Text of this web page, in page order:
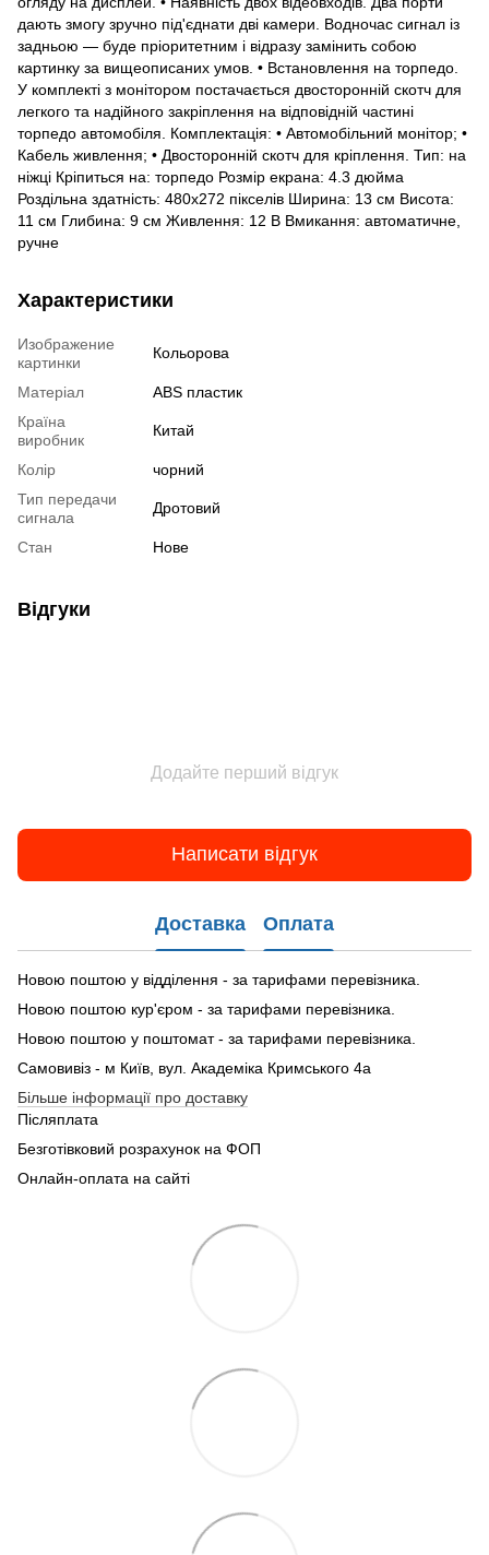
дають змогу зручно під'єднати дві камери. Водночас сигнал із
задньою — буде пріоритетним і відразу замінить собою
картинку за вищеописаних умов. • Встановлення на торпедо.
У комплекті з монітором постачається двосторонній скотч для
легкого та надійного закріплення на відповідній частині
торпедо автомобіля. Комплектація: • Автомобільний монітор; •
Кабель живлення; • Двосторонній скотч для кріплення. Тип: на
ніжці Кріпиться на: торпедо Розмір екрана: 4.3 дюйма
Роздільна здатність: 480х272 пікселів Ширина: 13 см Висота:
11 см Глибина: 9 см Живлення: 12 В Вмикання: автоматичне,
ручне
Характеристики
Изображение
картинки
Кольорова
Матеріал
ABS пластик
Країна
виробник
Китай
Колір
чорний
Тип передачи
сигнала
Дротовий
Стан Нове
Відгуки
Додайте перший відгук
Написати відгук
Доставка Оплата
Новою поштою у відділення - за тарифами перевізника.
Новою поштою кур'єром - за тарифами перевізника.
Новою поштою у поштомат - за тарифами перевізника.
Самовивіз - м Київ, вул. Академіка Кримського 4а
Більше інформації про доставку
Післяплата
Безготівковий розрахунок на ФОП
Онлайн-оплата на сайті